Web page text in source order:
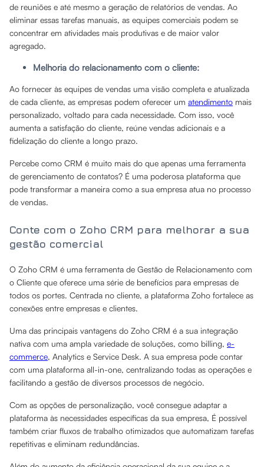
de reuniões e até mesmo a geração de relatórios de vendas. Ao
eliminar essas tarefas manuais, as equipes comerciais podem se
concentrar em atividades mais produtivas e de maior valor
agregado.
Melhoria do relacionamento com o cliente:
Ao fornecer às equipes de vendas uma visão completa e atualizada
de cada cliente, as empresas podem oferecer um atendimento mais
personalizado, voltado para cada necessidade. Com isso, você
aumenta a satisfação do cliente, reúne vendas adicionais e a
fidelização do cliente a longo prazo.
Percebe como CRM é muito mais do que apenas uma ferramenta
de gerenciamento de contatos? É uma poderosa plataforma que
pode transformar a maneira como a sua empresa atua no processo
de vendas.
Conte com o Zoho CRM para melhorar a sua
gestão comercial
O Zoho CRM é uma ferramenta de Gestão de Relacionamento com
o Cliente que oferece uma série de benefícios para empresas de
todos os portes. Centrada no cliente, a plataforma Zoho fortalece as
conexões entre empresas e clientes.
Uma das principais vantagens do Zoho CRM é a sua integração
nativa com uma ampla variedade de soluções, como billing, e-
commerce, Analytics e Service Desk. A sua empresa pode contar
com uma plataforma all-in-one, centralizando todas as operações e
facilitando a gestão de diversos processos de negócio.
Com as opções de personalização, você consegue adaptar a
plataforma às necessidades específicas da sua empresa, É possível
também criar fluxos de trabalho otimizados que automatizam tarefas
repetitivas e eliminam redundâncias.